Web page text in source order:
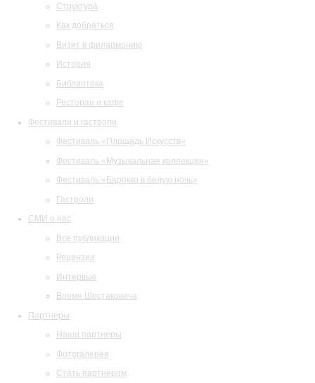
Структура
Как добраться
Визит в филармонию
История
Библиотека
Ресторан и кафе
Фестивали и гастроли
Фестиваль «Площадь Искусств»
Фестиваль «Музыкальная коллекция»
Фестиваль «Барокко в белую ночь»
Гастроли
СМИ о нас
Все публикации
Рецензии
Интервью
Время Шостаковича
Партнеры
Наши партнеры
Фотогалерея
Стать партнером